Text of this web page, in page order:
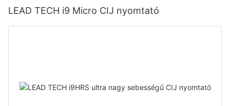
LEAD TECH i9 Micro CIJ nyomtató